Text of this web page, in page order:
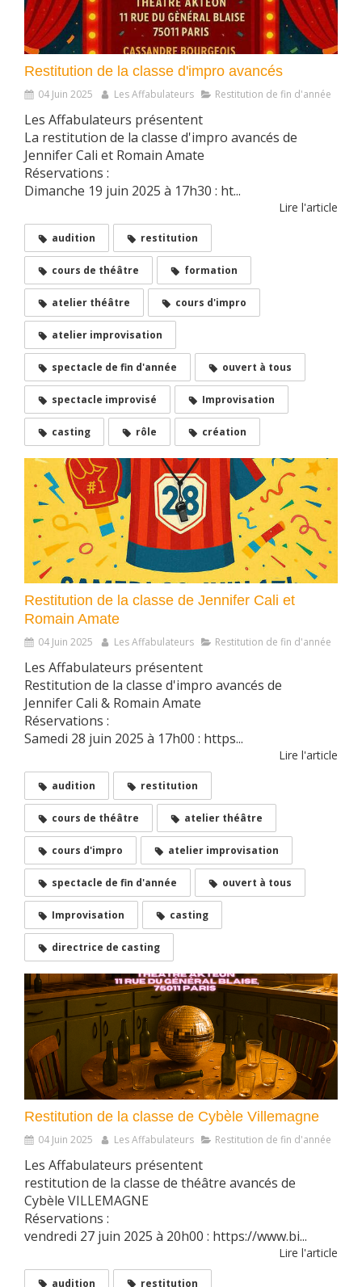
Restitution de la classe d'impro avancés
04 Juin 2025 Les Affabulateurs Restitution de fin d'année
Les Affabulateurs présentent
La restitution de la classe d'impro avancés de
Jennifer Cali et Romain Amate
Réservations :
Dimanche 19 juin 2025 à 17h30 : ht...
Lire l'article
audition restitution
cours de théâtre formation
atelier théâtre cours d'impro
atelier improvisation
spectacle de fin d'année ouvert à tous
spectacle improvisé Improvisation
casting rôle création
Restitution de la classe de Jennifer Cali et
Romain Amate
04 Juin 2025 Les Affabulateurs Restitution de fin d'année
Les Affabulateurs présentent
Restitution de la classe d'impro avancés de
Jennifer Cali & Romain Amate
Réservations :
Samedi 28 juin 2025 à 17h00 : https...
Lire l'article
audition restitution
cours de théâtre atelier théâtre
cours d'impro atelier improvisation
spectacle de fin d'année ouvert à tous
Improvisation casting
directrice de casting
Restitution de la classe de Cybèle Villemagne
04 Juin 2025 Les Affabulateurs Restitution de fin d'année
Les Affabulateurs présentent
restitution de la classe de théâtre avancés de
Cybèle VILLEMAGNE
Réservations :
vendredi 27 juin 2025 à 20h00 : https://www.bi...
Lire l'article
audition restitution